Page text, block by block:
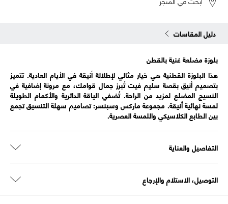
دليل المقاسات
بلوزة مضلعة غنية بالقطن
هذا البلوزة القطنية هي خيار مثالي لإطلالة أنيقة في الأيام العادية. تتميز
بتصميم أنيق بقصة سليم فيت تُبرز جمال قوامك، مع مرونة إضافية في
النسيج المضلع لمزيد من الراحة. تُضفي الياقة الدائرية والأكمام الطويلة
لمسة نهائية أنيقة. مجموعة ماركس وسبنسر: تصاميم سهلة التنسيق تجمع
بين الطابع الكلاسيكي واللمسة العصرية.
التفاصيل والعناية
التوصيل، الاستلام والإرجاع